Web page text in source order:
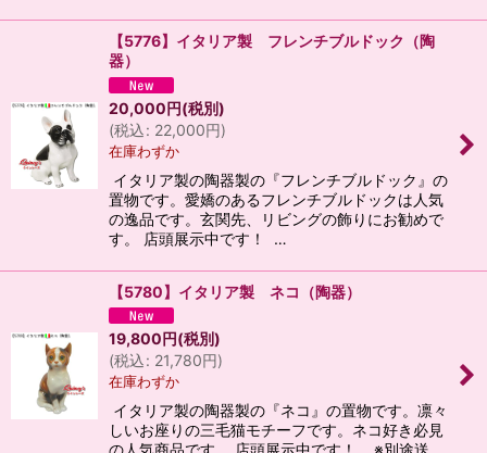
【5776】イタリア製 フレンチブルドック（陶
器）
20,000円(税別)
(税込: 22,000円)
在庫わずか
イタリア製の陶器製の『フレンチブルドック』の
置物です。愛嬌のあるフレンチブルドックは人気
の逸品です。玄関先、リビングの飾りにお勧めで
す。 店頭展示中です！ …
【5780】イタリア製 ネコ（陶器）
19,800円(税別)
(税込: 21,780円)
在庫わずか
イタリア製の陶器製の『ネコ』の置物です。凛々
しいお座りの三毛猫モチーフです。ネコ好き必見